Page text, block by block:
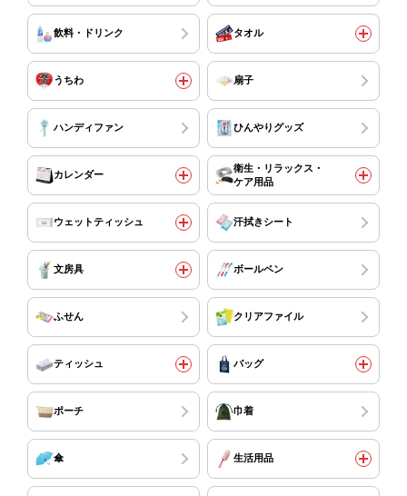
飲料・ドリンク タオル
うちわ 扇子
ハンディファン ひんやりグッズ
カレンダー
衛生・リラックス・
ケア用品
ウェットティッシュ 汗拭きシート
文房具 ボールペン
ふせん クリアファイル
ティッシュ バッグ
ポーチ 巾着
傘 生活用品